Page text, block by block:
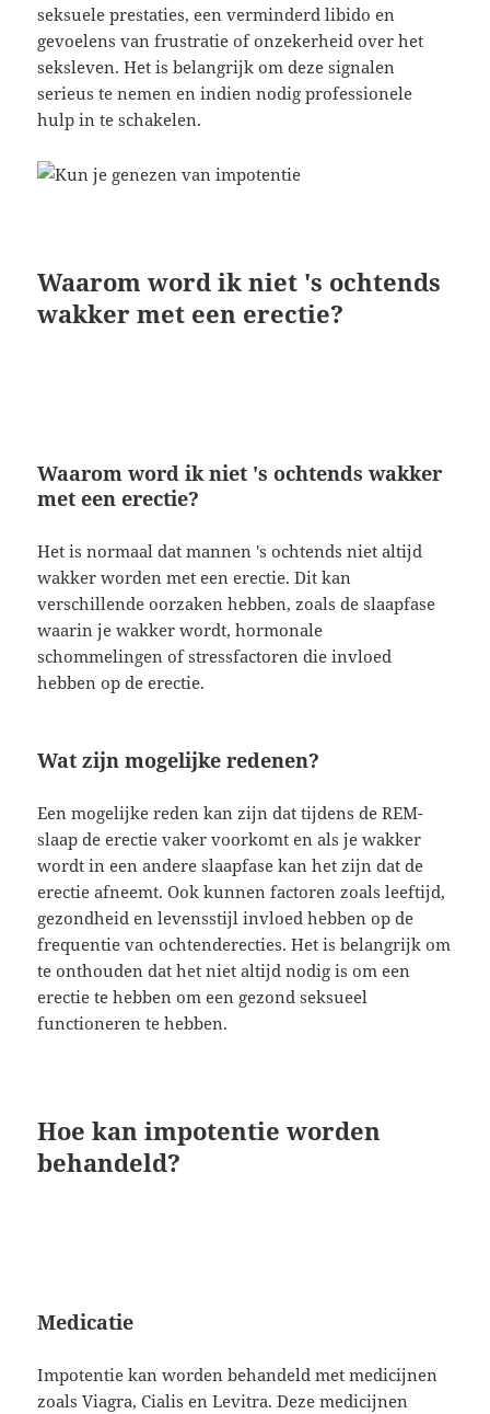
seksuele prestaties, een verminderd libido en
gevoelens van frustratie of onzekerheid over het
seksleven. Het is belangrijk om deze signalen
serieus te nemen en indien nodig professionele
hulp in te schakelen.
Waarom word ik niet 's ochtends
wakker met een erectie?
Waarom word ik niet 's ochtends wakker
met een erectie?
Het is normaal dat mannen 's ochtends niet altijd
wakker worden met een erectie. Dit kan
verschillende oorzaken hebben, zoals de slaapfase
waarin je wakker wordt, hormonale
schommelingen of stressfactoren die invloed
hebben op de erectie.
Wat zijn mogelijke redenen?
Een mogelijke reden kan zijn dat tijdens de REM-
slaap de erectie vaker voorkomt en als je wakker
wordt in een andere slaapfase kan het zijn dat de
erectie afneemt. Ook kunnen factoren zoals leeftijd,
gezondheid en levensstijl invloed hebben op de
frequentie van ochtenderecties. Het is belangrijk om
te onthouden dat het niet altijd nodig is om een
erectie te hebben om een gezond seksueel
functioneren te hebben.
Hoe kan impotentie worden
behandeld?
Medicatie
Impotentie kan worden behandeld met medicijnen
zoals Viagra, Cialis en Levitra. Deze medicijnen